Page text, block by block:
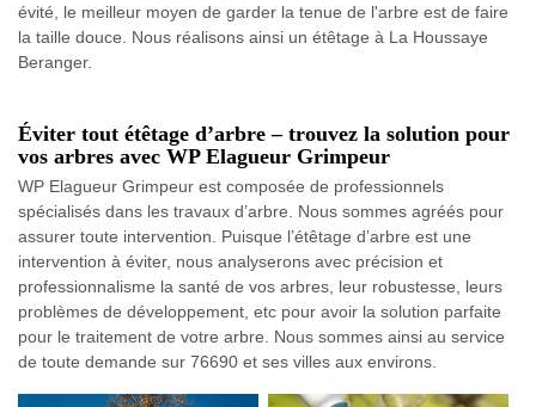
évité, le meilleur moyen de garder la tenue de l'arbre est de faire
la taille douce. Nous réalisons ainsi un étêtage à La Houssaye
Beranger.
Éviter tout étêtage d’arbre – trouvez la solution pour
vos arbres avec WP Elagueur Grimpeur
WP Elagueur Grimpeur est composée de professionnels
spécialisés dans les travaux d’arbre. Nous sommes agréés pour
assurer toute intervention. Puisque l’étêtage d’arbre est une
intervention à éviter, nous analyserons avec précision et
professionnalisme la santé de vos arbres, leur robustesse, leurs
problèmes de développement, etc pour avoir la solution parfaite
pour le traitement de votre arbre. Nous sommes ainsi au service
de toute demande sur 76690 et ses villes aux environs.